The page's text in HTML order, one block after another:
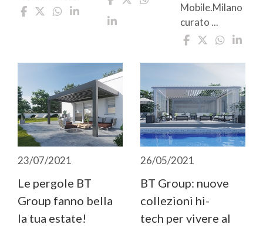
Mobile.Milano
curato ...
23/07/2021
Le pergole BT
Group fanno bella
la tua estate!
26/05/2021
BT Group: nuove
collezioni hi-
tech per vivere al